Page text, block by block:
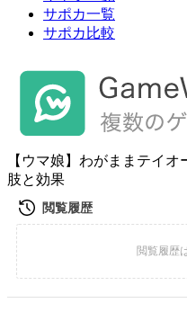
サポカ一覧
サポカ比較
【ウマ娘】わがままテイ
肢と効果